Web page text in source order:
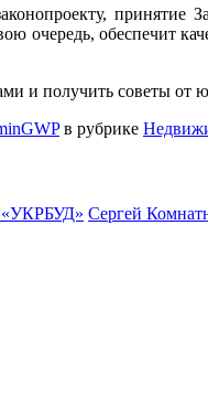
очередь, обеспечит
и получить советы от
в рубрике
«УКРБУД» Сергей